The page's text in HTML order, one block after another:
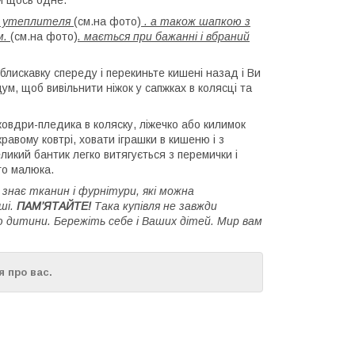
утеплителя (см.на фото) . а також шапкою з
(см.на фото). мається при бажанні і вбраний
спереду і перекиньте кишені назад і Ви
щоб вивільнити ніжок у сапжках в колясці та
пледика в коляску, ліжечко або килимок
ковтрі, ховати іграшки в кишеню і з
бантик легко витягується з перемички і
малюка.
тканин і фурнітури, які можна
ПАМ’ЯТАЙТЕ!Така купівля не завжди
дитини. Бережіть себе і Ваших дітей. Мир вам
про вас.